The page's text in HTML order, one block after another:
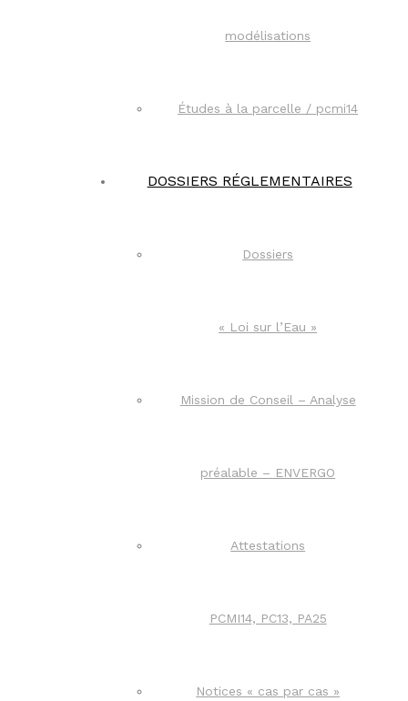
modélisations
Études à la parcelle / pcmi14​
DOSSIERS RÉGLEMENTAIRES
Dossiers
« Loi sur l’Eau »
Mission de Conseil – Analyse
préalable – ENVERGO
Attestations
PCMI14, PC13, PA25
Notices « cas par cas »